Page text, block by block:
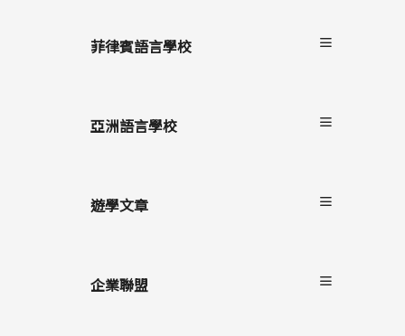
服務流程
雙國遊學
菲律賓語言學校
碧瑤
克拉克
亞洲語言學校
遊學文章
遊學懶人包
語言學校/生活
企業聯盟